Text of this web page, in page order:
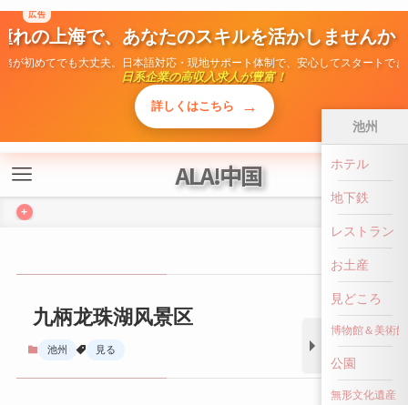
広告
れの上海で、あなたのスキルを活かしませんか
が初めてでも大丈夫。日本語対応・現地サポート体制で、安心してスタートで
日系企業の高収入求人が豊富！
詳しくはこちら →
ALA!中国
九柄龙珠湖风景区
池州
ホテル
地下鉄
レストラン
お土産
見どころ
博物館＆美術館
公園
無形文化遺産